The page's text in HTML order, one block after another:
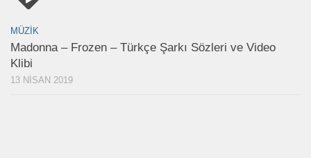
MÜZIK
Madonna – Frozen – Türkçe Şarkı Sözleri ve Video
Klibi
13 NISAN 2019